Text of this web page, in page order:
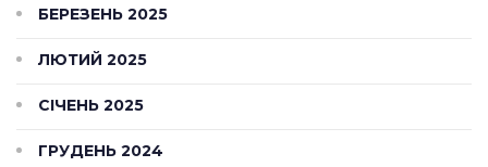
БЕРЕЗЕНЬ 2025
ЛЮТИЙ 2025
СІЧЕНЬ 2025
ГРУДЕНЬ 2024